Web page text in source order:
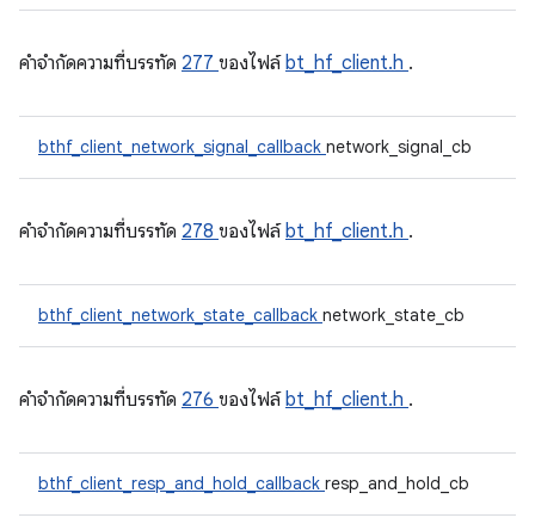
คําจํากัดความที่บรรทัด 277 ของไฟล์bt_hf_client.h .
bthf_client_network_signal_callback network_signal_cb
คําจํากัดความที่บรรทัด 278 ของไฟล์bt_hf_client.h .
bthf_client_network_state_callback network_state_cb
คําจํากัดความที่บรรทัด 276 ของไฟล์bt_hf_client.h .
bthf_client_resp_and_hold_callback resp_and_hold_cb